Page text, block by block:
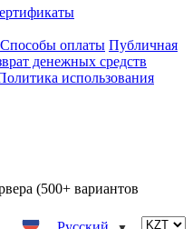
Способы оплаты Публичная
денежных средств
использования
(500+ вариантов